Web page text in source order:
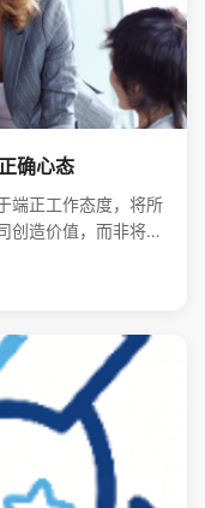
确心态
端正工作态度，将所
创造价值，而非将其